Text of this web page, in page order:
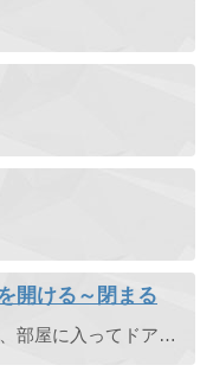
開ける～閉まる
ホテルの客室のドアを開ける所から、部屋に入ってドアが閉まるまでの効果音です。